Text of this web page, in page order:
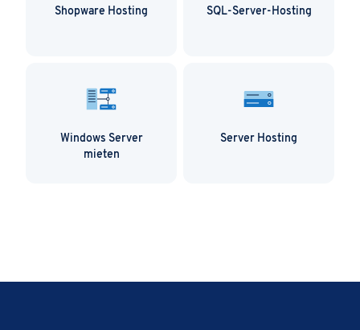
Shopware Hosting SQL-Server-Hosting
Windows Server
mieten
Server Hosting